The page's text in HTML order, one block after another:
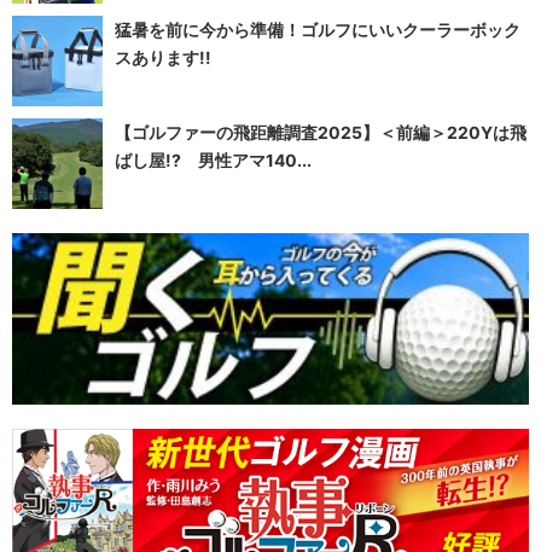
猛暑を前に今から準備！ゴルフにいいクーラーボック
スあります!!
【ゴルファーの飛距離調査2025】＜前編＞220Yは飛
ばし屋!? 男性アマ140...